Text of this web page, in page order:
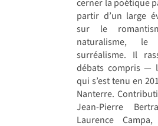
cerner la poétique
partir d’un large
sur le
naturalisme,
surréalisme. Il
débats compris —
qui s’est tenu en
Nanterre.
Jean-Pierre
Laurence